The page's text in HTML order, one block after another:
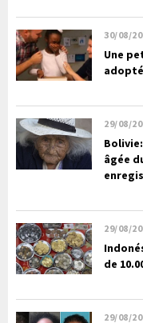
30/08/
Une
29/08/
âgée
29/08/
de
29/08/